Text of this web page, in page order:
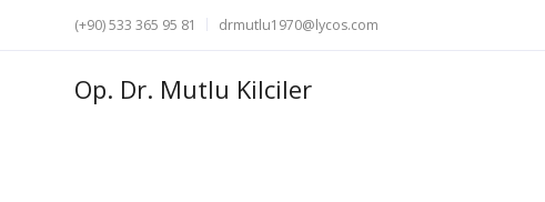
(+90) 533 365 95 81 drmutlu1970@lycos.com
Op. Dr. Mutlu Kilciler